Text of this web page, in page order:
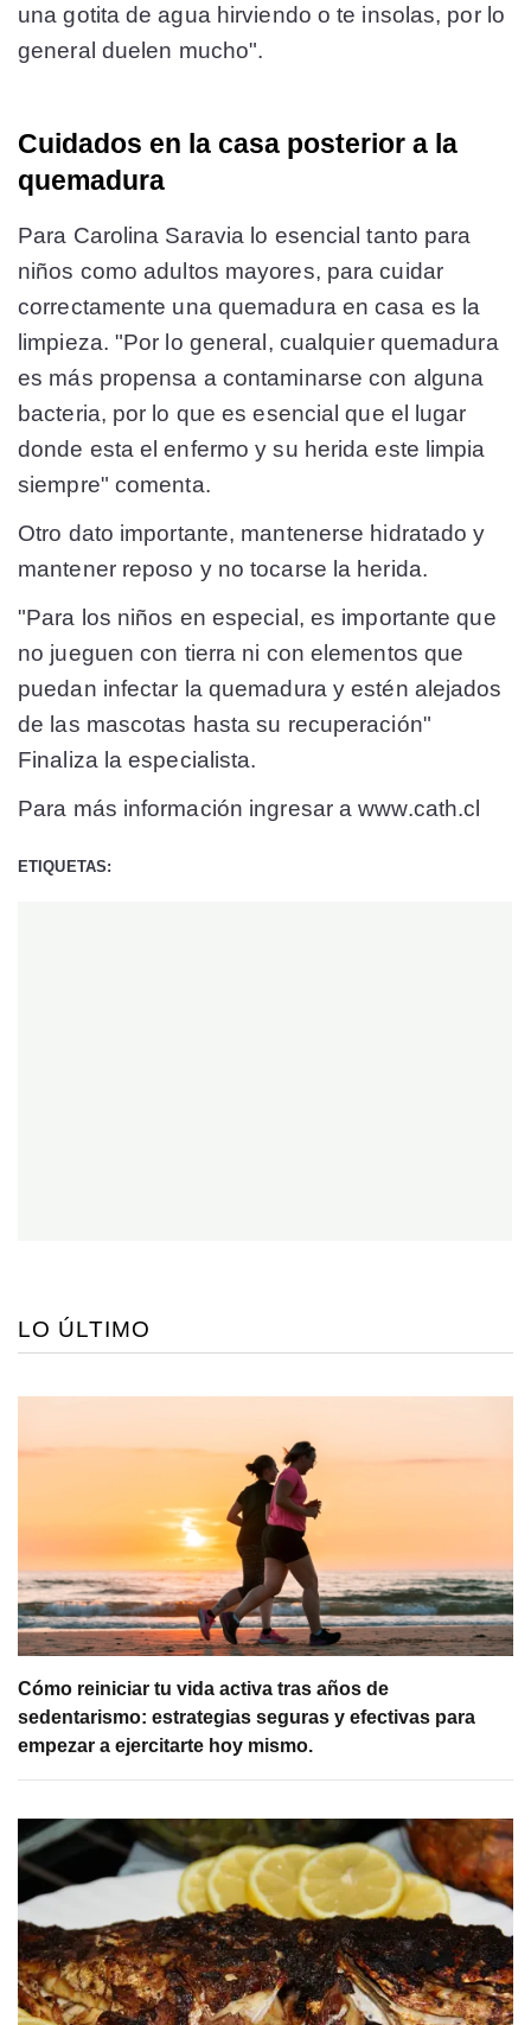
una gotita de agua hirviendo o te insolas, por lo
general duelen mucho".
Cuidados en la casa posterior a la
quemadura
Para Carolina Saravia lo esencial tanto para
niños como adultos mayores, para cuidar
correctamente una quemadura en casa es la
limpieza. "Por lo general, cualquier quemadura
es más propensa a contaminarse con alguna
bacteria, por lo que es esencial que el lugar
donde esta el enfermo y su herida este limpia
siempre" comenta.
Otro dato importante, mantenerse hidratado y
mantener reposo y no tocarse la herida.
"Para los niños en especial, es importante que
no jueguen con tierra ni con elementos que
puedan infectar la quemadura y estén alejados
de las mascotas hasta su recuperación"
Finaliza la especialista.
Para más información ingresar a www.cath.cl
ETIQUETAS:
LO ÚLTIMO
Cómo reiniciar tu vida activa tras años de
sedentarismo: estrategias seguras y efectivas para
empezar a ejercitarte hoy mismo.